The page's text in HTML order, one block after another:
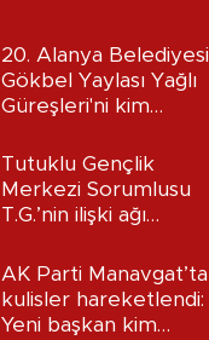
20. Alanya Belediyesi
Gökbel Yaylası Yağlı
Güreşleri'ni kim
Tutuklu Gençlik
Merkezi Sorumlusu
T.G.’nin ilişki ağı
Dudak uçuklatan
iddialar!
AK Parti Manavgat’ta
kulisler hareketlendi:
Yeni başkan kim